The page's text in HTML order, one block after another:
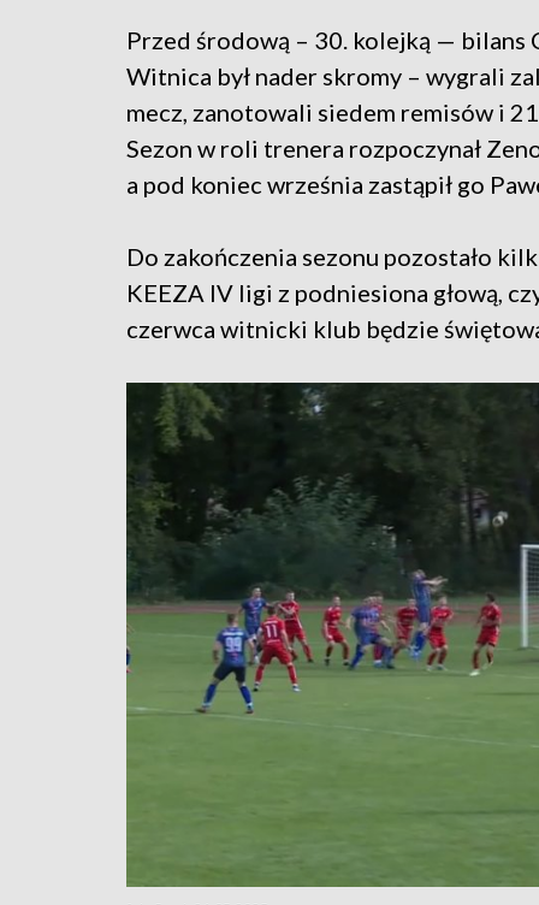
Przed środową – 30. kolejką — bilans
Witnica był nader skromy – wygrali
mecz, zanotowali siedem remisów i
Sezon w roli trenera rozpoczynał
a pod koniec września zastąpił go
Do zakończenia sezonu pozostało
KEEZA IV ligi z podniesiona głową,
czerwca witnicki klub będzie